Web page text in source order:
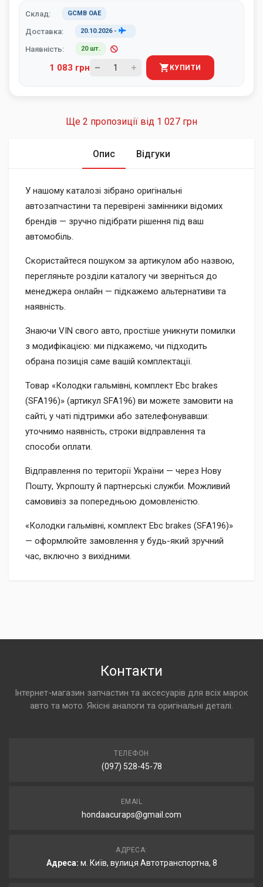
Склад: GCMB ОАЕ
Доставка: 20.10.2026-
Наявність: 20 шт.
1 083 грн КУПИТИ
Ще 2 пропозиції від 1 027 грн
Опис Відгуки
У нашому каталозі зібрано оригінальні
автозапчастини та перевірені замінники відомих
брендів — зручно підібрати рішення під ваш
автомобіль.
Скористайтеся пошуком за артикулом або назвою,
перегляньте розділи каталогу чи зверніться до
менеджера онлайн — підкажемо альтернативи та
наявність.
Знаючи VIN свого авто, простіше уникнути помилки
з модифікацією: ми підкажемо, чи підходить
обрана позиція саме вашій комплектації.
Товар «Колодки гальмівні, комплект Ebc brakes
(SFA196)» (артикул SFA196) ви можете замовити на
сайті, у чаті підтримки або зателефонувавши:
уточнимо наявність, строки відправлення та
способи оплати.
Відправлення по території України — через Нову
Пошту, Укрпошту й партнерські служби. Можливий
самовивіз за попередньою домовленістю.
«Колодки гальмівні, комплект Ebc brakes (SFA196)»
— оформлюйте замовлення у будь-який зручний
час, включно з вихідними.
Контакти
Інтернет-магазин запчастин та аксесуарів для всіх марок
авто та мото. Якісні аналоги та оригінальні деталі.
ТЕЛЕФОН
(097) 528-45-78
EMAIL
hondaacuraps@gmail.com
АДРЕСА:
Адреса: м. Київ, вулиця Автотранспортна, 8